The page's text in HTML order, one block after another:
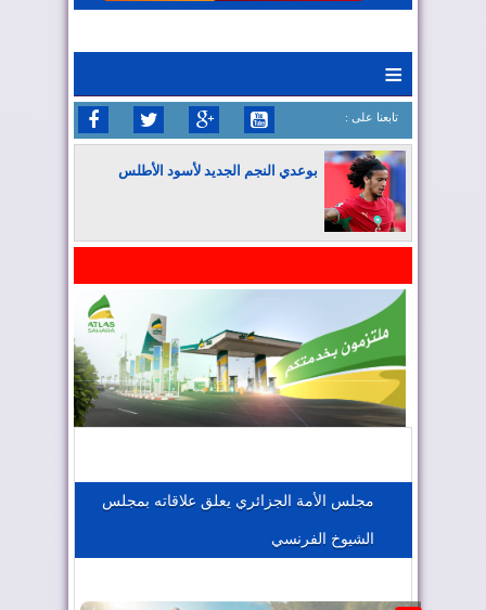
≡
: تابعنا على
بوعدي النجم الجديد لأسود الأطلس
المغرب يعزز موقعه في صناعة الطيران
الجزائر تستسلم لفرنسا
مجلس الأمة الجزائري يعلق علاقاته بمجلس
الشيوخ الفرنسي